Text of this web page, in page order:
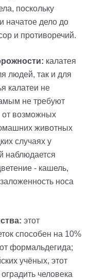
поскольку
начатое дело до
и противоречий.
калатея
людей, так и для
калатеи не
не требуют
возможных
животных
случаях у
наблюдается
- кашель,
носа
этот
способен на 10%
формальдегида;
учёных, этот
человека